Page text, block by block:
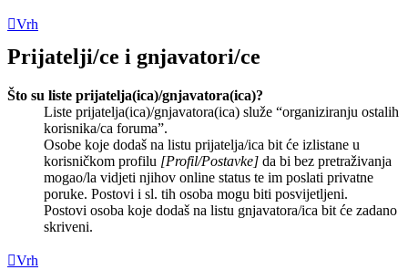
Vrh
Prijatelji/ce i gnjavatori/ce
Što su liste prijatelja(ica)/gnjavatora(ica)?
Liste prijatelja(ica)/gnjavatora(ica) služe “organiziranju ostalih
korisnika/ca foruma”.
Osobe koje dodaš na listu prijatelja/ica bit će izlistane u
korisničkom profilu [Profil/Postavke] da bi bez pretraživanja
mogao/la vidjeti njihov online status te im poslati privatne
poruke. Postovi i sl. tih osoba mogu biti posvijetljeni.
Postovi osoba koje dodaš na listu gnjavatora/ica bit će zadano
skriveni.
Vrh